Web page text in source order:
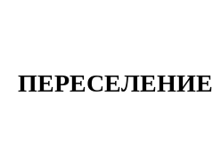
ПЕРЕСЕЛЕНИЕ